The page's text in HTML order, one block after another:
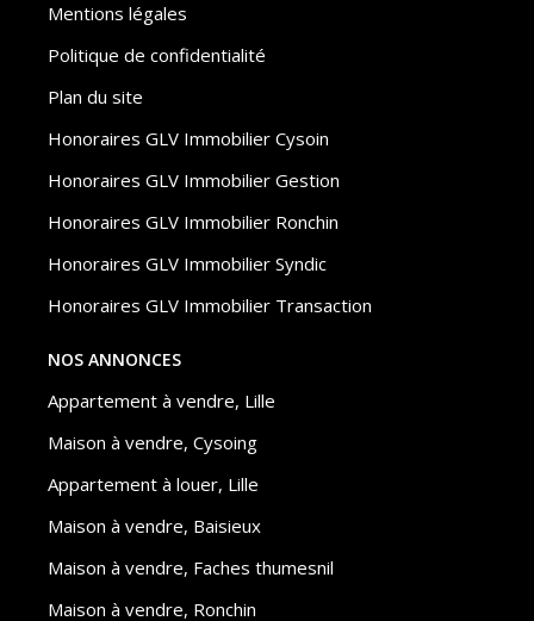
Mentions légales
Politique de confidentialité
Plan du site
Honoraires GLV Immobilier Cysoin
Honoraires GLV Immobilier Gestion
Honoraires GLV Immobilier Ronchin
Honoraires GLV Immobilier Syndic
Honoraires GLV Immobilier Transaction
NOS ANNONCES
Appartement à vendre, Lille
Maison à vendre, Cysoing
Appartement à louer, Lille
Maison à vendre, Baisieux
Maison à vendre, Faches thumesnil
Maison à vendre, Ronchin